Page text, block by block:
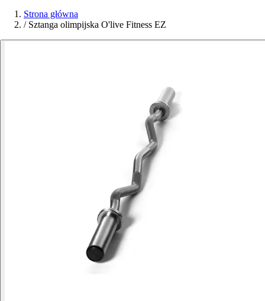
Strona główna
/ Sztanga olimpijska O'live Fitness EZ